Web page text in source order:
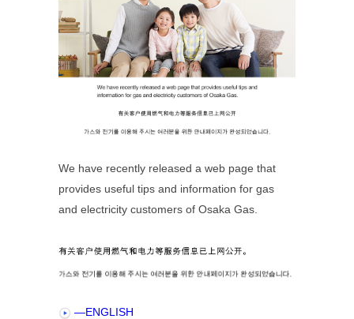
We have recently released a web page that
provides useful tips and information for gas
and electricity customers of Osaka Gas.
―ENGLISH